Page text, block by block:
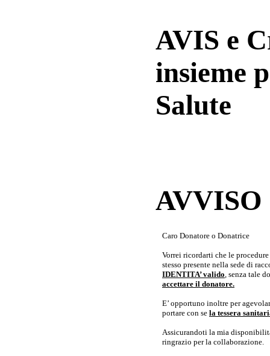
AVIS e
insieme
Salute
Caro Donatore o Donatrice
Vorrei ricordarti che le
stesso presente nella sede di
IDENTITA’ valido, senza tale
accettare il donatore.
E’ opportuno inoltre per
portare con se la tessera
Assicurandoti la mia
ringrazio per la collaborazione.